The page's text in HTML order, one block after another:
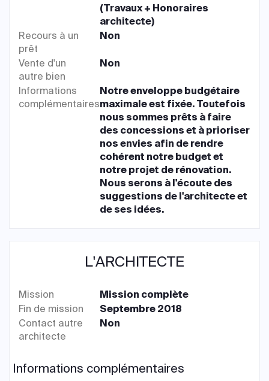
(Travaux + Honoraires
architecte)
Recours à un
prêt
Non
Vente d'un
autre bien
Non
Informations
complémentaires
Notre enveloppe budgétaire
maximale est fixée. Toutefois
nous sommes prêts à faire
des concessions et à prioriser
nos envies afin de rendre
cohérent notre budget et
notre projet de rénovation.
Nous serons à l'écoute des
suggestions de l'architecte et
de ses idées.
L'ARCHITECTE
Mission
Mission complète
Fin de mission
Septembre 2018
Contact autre
architecte
Non
Informations complémentaires